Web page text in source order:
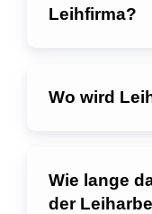
Leihfirma?
Wo wird
Wie lange
der